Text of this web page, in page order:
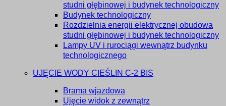
studni głębinowej i budynek technologiczny
Budynek technologiczny
Rozdzielnia energii elektrycznej obudowa
studni głębinowej i budynek technologiczny
Lampy UV i rurociągi wewnątrz budynku
technologicznego
UJĘCIE WODY CIEŚLIN C-2 BIS
Brama wjazdowa
Ujęcie widok z zewnątrz